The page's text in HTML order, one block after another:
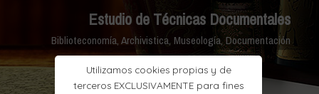
Utilizamos cookies propias y de
terceros EXCLUSIVAMENTE para fines
Estudio de Técnicas Documentales
Biblioteconomía, Archivistica, Museología, Documentación